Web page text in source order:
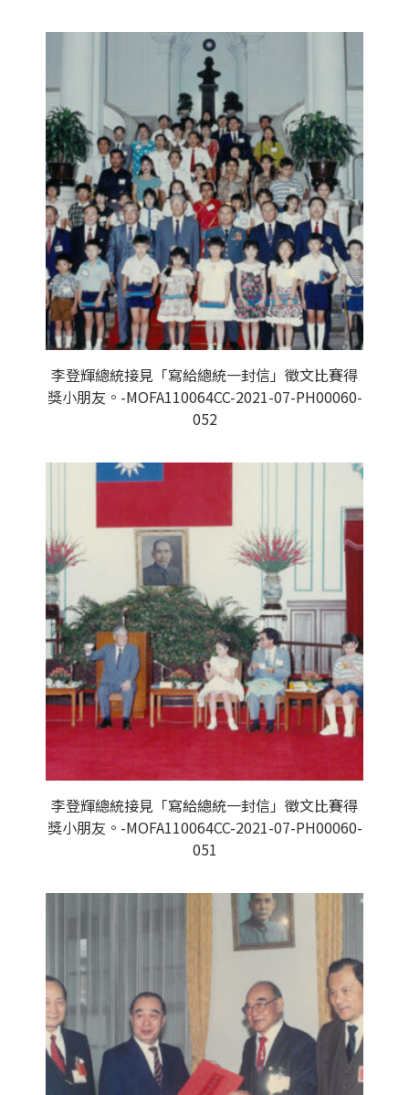
李登輝總統接見「寫給總統一封信」徵文比賽得
獎小朋友。-MOFA110064CC-2021-07-PH00060-
052
李登輝總統接見「寫給總統一封信」徵文比賽得
獎小朋友。-MOFA110064CC-2021-07-PH00060-
051